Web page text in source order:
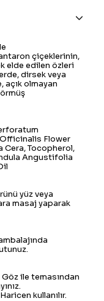
çiçeklerinin,
elde edilen özleri
dirsek veya
olmayan
Flower
Cera, Tocopherol,
Angustifolia
yüz veya
masaj yaparak
Göz ile temasından
kullanılır.